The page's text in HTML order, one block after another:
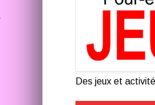
Des jeux et